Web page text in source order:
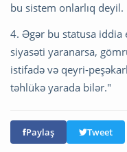
bu sistem onlarlıq deyil.
4. Əgər bu statusa iddia
siyasəti yaranarsa,
istifadə və qeyri-
təhlükə yarada bilər."
Paylaş Tweet